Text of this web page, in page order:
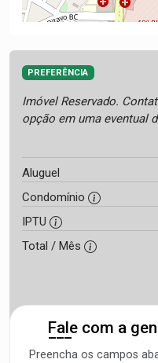
PREFERÊNCIA
Imóvel Reservado.
opção em uma eventual
Aluguel
Condomínio
IPTU
Total / Mês
Fale com a
Preencha os campos